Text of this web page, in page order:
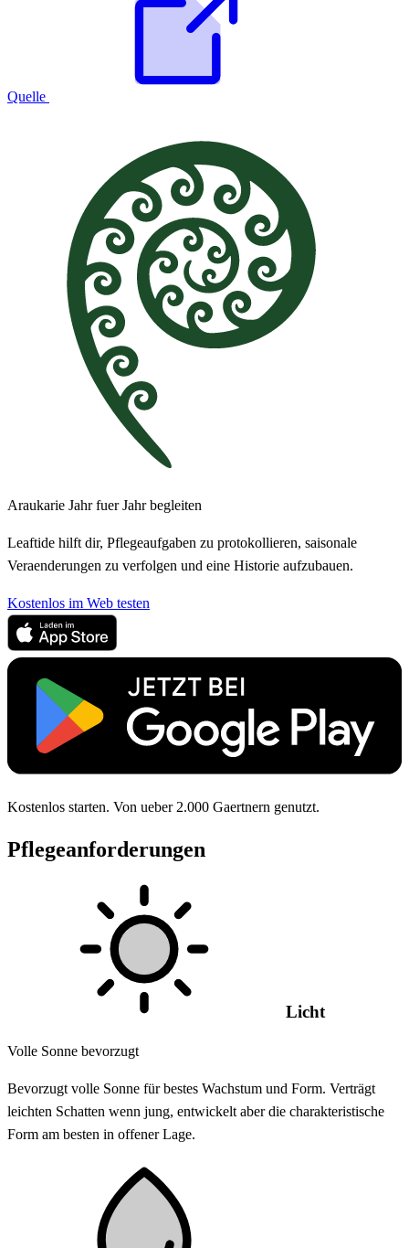
Quelle
Araukarie Jahr fuer Jahr begleiten
Leaftide hilft dir, Pflegeaufgaben zu protokollieren, saisonale
Veraenderungen zu verfolgen und eine Historie aufzubauen.
Kostenlos im Web testen
Kostenlos starten. Von ueber 2.000 Gaertnern genutzt.
Pflegeanforderungen
Licht
Volle Sonne bevorzugt
Bevorzugt volle Sonne für bestes Wachstum und Form. Verträgt
leichten Schatten wenn jung, entwickelt aber die charakteristische
Form am besten in offener Lage.